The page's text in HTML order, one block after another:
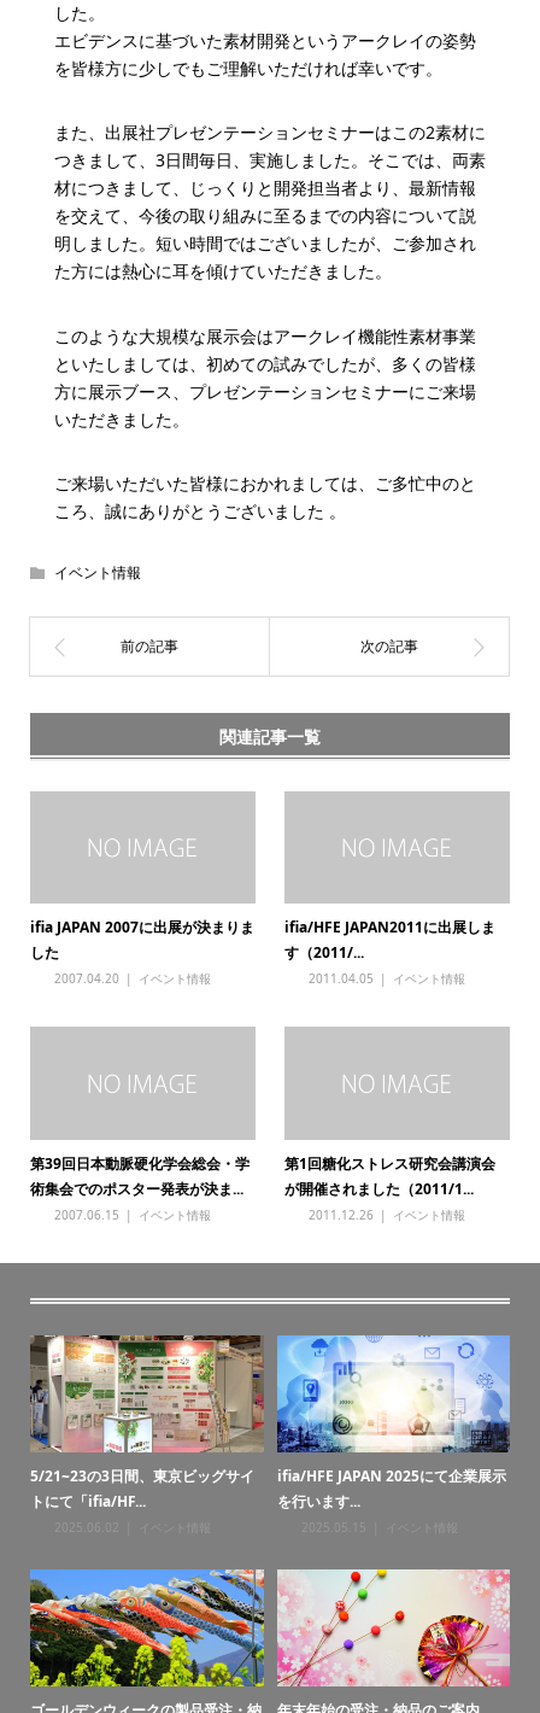
した。
エビデンスに基づいた素材開発というアークレイの姿勢
を皆様方に少しでもご理解いただければ幸いです。
また、出展社プレゼンテーションセミナーはこの2素材に
つきまして、3日間毎日、実施しました。そこでは、両素
材につきまして、じっくりと開発担当者より、最新情報
を交えて、今後の取り組みに至るまでの内容について説
明しました。短い時間ではございましたが、ご参加され
た方には熱心に耳を傾けていただきました。
このような大規模な展示会はアークレイ機能性素材事業
といたしましては、初めての試みでしたが、多くの皆様
方に展示ブース、プレゼンテーションセミナーにご来場
いただきました。
ご来場いただいた皆様におかれましては、ご多忙中のと
ころ、誠にありがとうございました 。
イベント情報
関連記事一覧
ifia JAPAN 2007に出展が決まりま
した
2007.04.20 イベント情報
ifia/HFE JAPAN2011に出展しま
す（2011/...
2011.04.05 イベント情報
第39回日本動脈硬化学会総会・学
術集会でのポスター発表が決ま...
2007.06.15 イベント情報
第1回糖化ストレス研究会講演会
が開催されました（2011/1...
2011.12.26 イベント情報
5/21~23の3日間、東京ビッグサイ
トにて「ifia/HF...
2025.06.02
ifia/HFE JAPAN 2025にて企業展示
を行います...
2025.05.15